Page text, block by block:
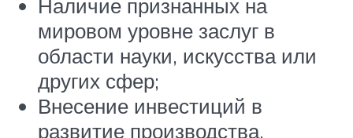
Наличие признанных на
мировом уровне заслуг в
области науки, искусства или
других сфер;
Внесение инвестиций в
развитие производства,